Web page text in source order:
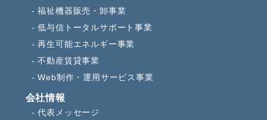
福祉機器販売・卸事業
低与信トータルサポート事業
再生可能エネルギー事業
不動産賃貸事業
Web制作・運用サービス事業
会社情報
代表メッセージ